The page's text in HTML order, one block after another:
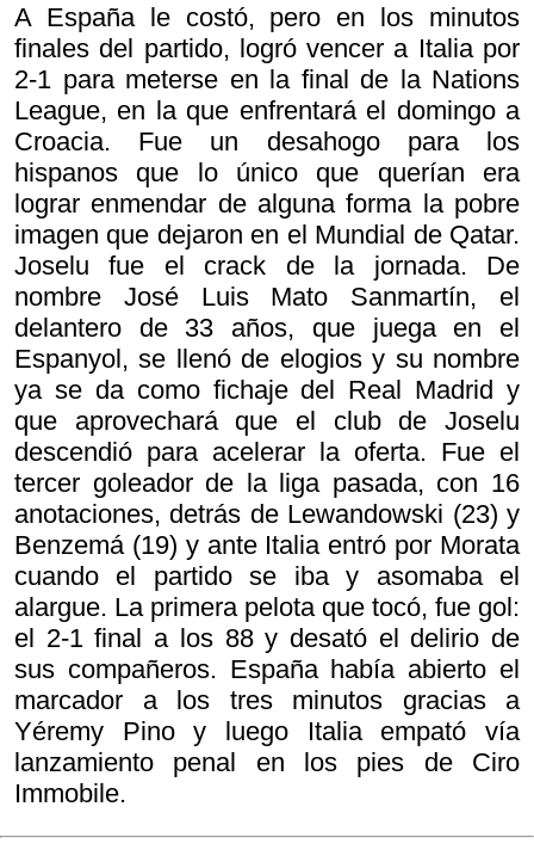
A España le costó, pero en los minutos
finales del partido, logró vencer a Italia por
2-1 para meterse en la final de la Nations
League, en la que enfrentará el domingo a
Croacia. Fue un desahogo para los
hispanos que lo único que querían era
lograr enmendar de alguna forma la pobre
imagen que dejaron en el Mundial de Qatar.
Joselu fue el crack de la jornada. De
nombre José Luis Mato Sanmartín, el
delantero de 33 años, que juega en el
Espanyol, se llenó de elogios y su nombre
ya se da como fichaje del Real Madrid y
que aprovechará que el club de Joselu
descendió para acelerar la oferta. Fue el
tercer goleador de la liga pasada, con 16
anotaciones, detrás de Lewandowski (23) y
Benzemá (19) y ante Italia entró por Morata
cuando el partido se iba y asomaba el
alargue. La primera pelota que tocó, fue gol:
el 2-1 final a los 88 y desató el delirio de
sus compañeros. España había abierto el
marcador a los tres minutos gracias a
Yéremy Pino y luego Italia empató vía
lanzamiento penal en los pies de Ciro
Immobile.